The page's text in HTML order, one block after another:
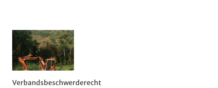
Verbandsbeschwerderecht